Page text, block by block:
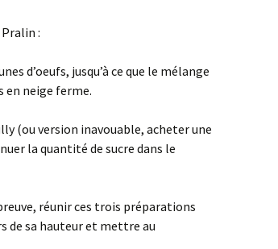
:
d’oeufs, jusqu’à ce que le mélange
en neige ferme.
(ou version inavouable, acheter une
la quantité de sucre dans le
réunir ces trois préparations
de sa hauteur et mettre au